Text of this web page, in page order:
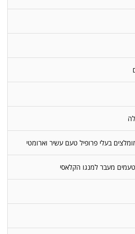
בעלי פרופיל טעם עשיר וארומטי
טעמים מעבר למנגו הקלאסי